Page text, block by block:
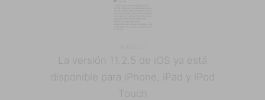
La versión 11.2.5 de iOS ya está
disponible para iPhone, iPad y iPod
Touch